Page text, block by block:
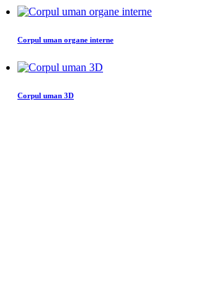
Corpul uman organe interne
Corpul uman 3D